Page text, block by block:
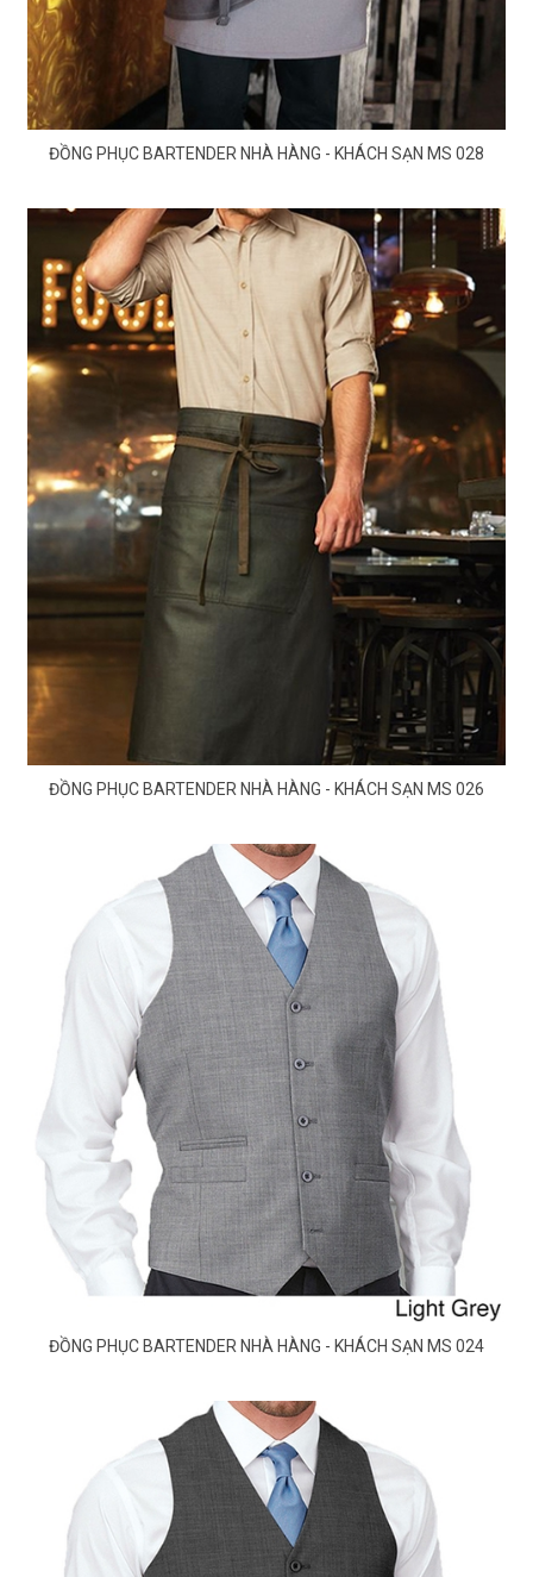
ĐỒNG PHỤC BARTENDER NHÀ HÀNG - KHÁCH SẠN MS 028
ĐỒNG PHỤC BARTENDER NHÀ HÀNG - KHÁCH SẠN MS 026
ĐỒNG PHỤC BARTENDER NHÀ HÀNG - KHÁCH SẠN MS 024